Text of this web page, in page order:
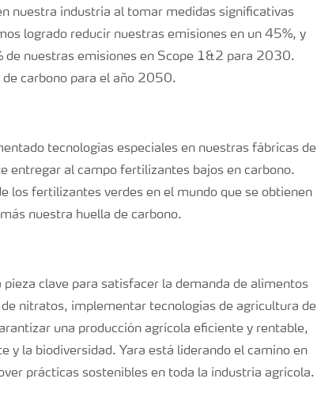
nuestra industria al tomar medidas significativas
logrado reducir nuestras emisiones en un 45%, y
nuestras emisiones en Scope 1&2 para 2030.
carbono para el año 2050.
tecnologías especiales en nuestras fábricas de
entregar al campo fertilizantes bajos en carbono.
los fertilizantes verdes en el mundo que se obtienen
nuestra huella de carbono.
clave para satisfacer la demanda de alimentos
nitratos, implementar tecnologías de agricultura de
una producción agrícola eficiente y rentable,
y la biodiversidad. Yara está liderando el camino en
prácticas sostenibles en toda la industria agrícola.